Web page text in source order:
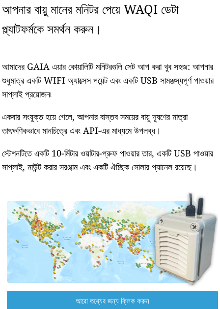
আপনার বায়ু মানের মনিটর পেয়ে WAQI ডেটা
প্ল্যাটফর্মকে সমর্থন করুন।
আমাদের GAIA এয়ার কোয়ালিটি মনিটরগুলি সেট আপ করা খুব সহজ: আপনার
শুধুমাত্র একটি WIFI অ্যাক্সেস পয়েন্ট এবং একটি USB সামঞ্জস্যপূর্ণ পাওয়ার
সাপ্লাই প্রয়োজন৷
একবার সংযুক্ত হয়ে গেলে, আপনার বাস্তব সময়ের বায়ু দূষণের মাত্রা
তাৎক্ষণিকভাবে মানচিত্রে এবং API-এর মাধ্যমে উপলব্ধ।
স্টেশনটিতে একটি 10-মিটার ওয়াটার-প্রুফ পাওয়ার তার, একটি USB পাওয়ার
সাপ্লাই, মাউন্ট করার সরঞ্জাম এবং একটি ঐচ্ছিক সোলার প্যানেল রয়েছে।
আরো তথ্যের জন্য ক্লিক করুন